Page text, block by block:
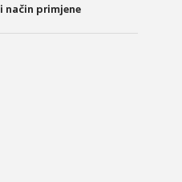
način primjene